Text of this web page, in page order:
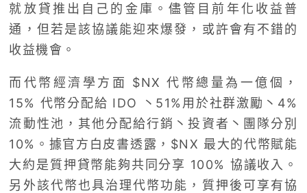
就放貸推出自己的金庫。儘管目前年化收益普
通，但若是該協議能迎來爆發，或許會有不錯的
收益機會。
而代幣經濟學方面 $NX 代幣總量為一億個，
15% 代幣分配給 IDO 丶51%用於社群激勵丶4%
流動性池，其他分配給行銷丶投資者丶團隊分別
10%。據官方白皮書透露，$NX 最大的代幣賦能
大約是質押貸幣能夠共同分享 100% 協議收入。
另外該代幣也具治理代幣功能，質押後可享有協